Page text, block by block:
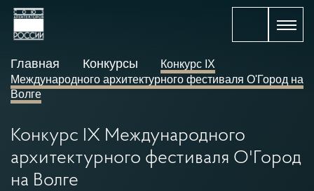
Главная Конкурсы
Конкурс IХ
Международного архитектурного фестиваля О'Город на
Волге
Конкурс IХ Международного
архитектурного фестиваля О'Город
на Волге